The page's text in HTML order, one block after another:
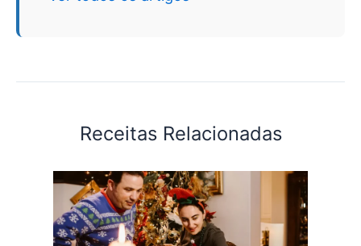
Receitas Relacionadas